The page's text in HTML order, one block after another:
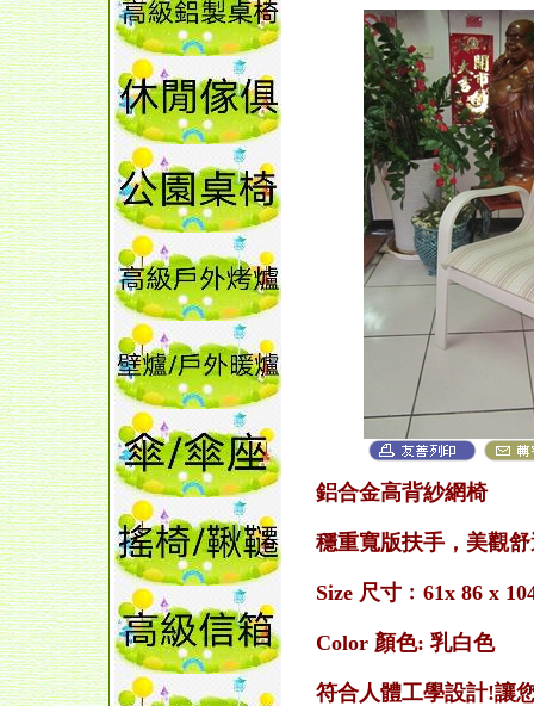
鋁合金高背紗網椅
穩重寬版扶手，美觀舒
Size 尺寸﹕61x 86 x
Color 顏色: 乳白色
符合人體工學設計!讓